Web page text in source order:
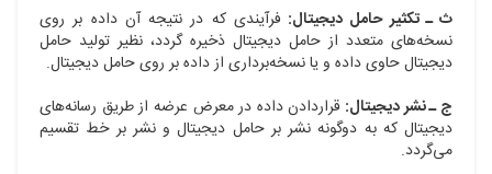
ث ـ تکثیر حامل دیجیتال: فرآیندی که در نتیجه آن داده بر روی
نسخه‌های متعدد از حامل دیجیتال ذخیره گردد، نظیر تولید حامل
دیجیتال حاوی داده و یا نسخه‌برداری از داده بر روی حامل دیجیتال.
ج ـ نشر دیجیتال: قراردادن داده در معرض عرضه از طریق رسانه‌های
دیجیتال که به دوگونه نشر بر حامل دیجیتال و نشر بر خط تقسیم
می‌گردد.